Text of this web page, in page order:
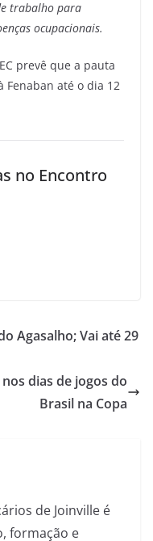
trabalho para
ocupacionais.
prevê que a pauta
Fenaban até o dia 12
no Encontro
Agasalho; Vai até 29
dias de jogos do
Brasil na Copa
de Joinville é
formação e